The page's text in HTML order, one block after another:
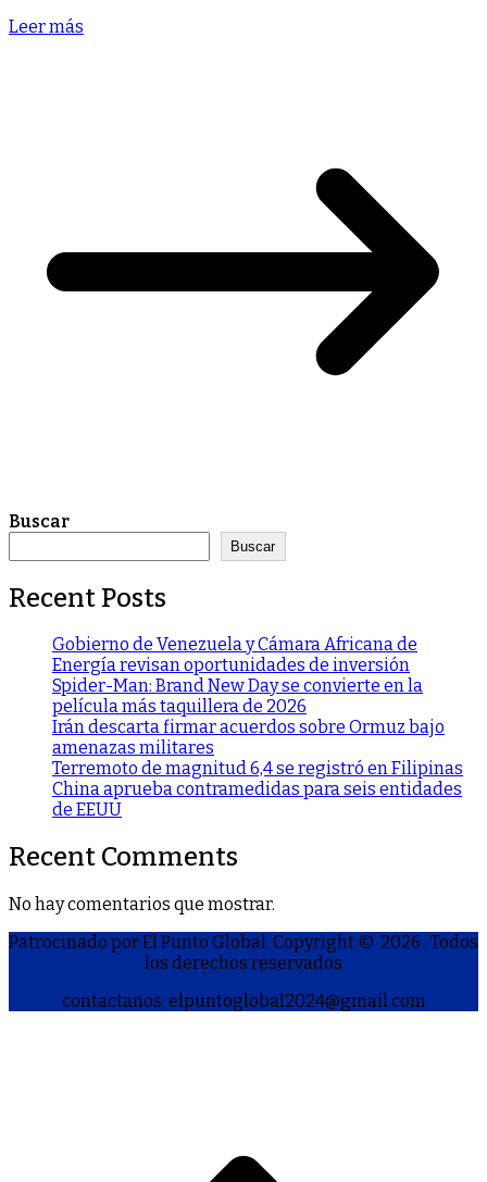
Leer más
Buscar
Buscar
Recent Posts
Gobierno de Venezuela y Cámara Africana de
Energía revisan oportunidades de inversión
Spider-Man: Brand New Day se convierte en la
película más taquillera de 2026
Irán descarta firmar acuerdos sobre Ormuz bajo
amenazas militares
Terremoto de magnitud 6,4 se registró en Filipinas
China aprueba contramedidas para seis entidades
de EEUU
Recent Comments
No hay comentarios que mostrar.
Patrocinado por El Punto Global. Copyright © 2026 . Todos
los derechos reservados
contactanos: elpuntoglobal2024@gmail.com